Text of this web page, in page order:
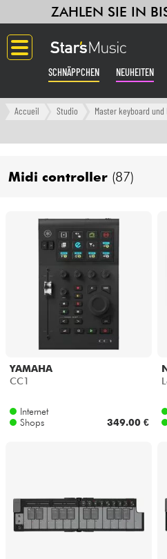
ZAHLEN SIE IN
SCHNÄPPCHEN NEUHEITEN
Langue
Verstärker & Effekte
Synths & samplers
Studio
Kopfhörer
Drums
Accueil Studio Master keyboard
Midi controller (87)
YAMAHA
CC1
Internet
Shops
349.00 €